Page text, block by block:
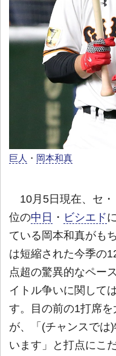
巨人 ・ 岡本和真
10月5日現在、セ・
位の中日 ・ ビシエド
ている岡本和真がも
は短縮された今季の
点超の驚異的なペー
イトル争いに関して
す。目の前の1打席
が、「(チャンスでは
います」と打点にこ